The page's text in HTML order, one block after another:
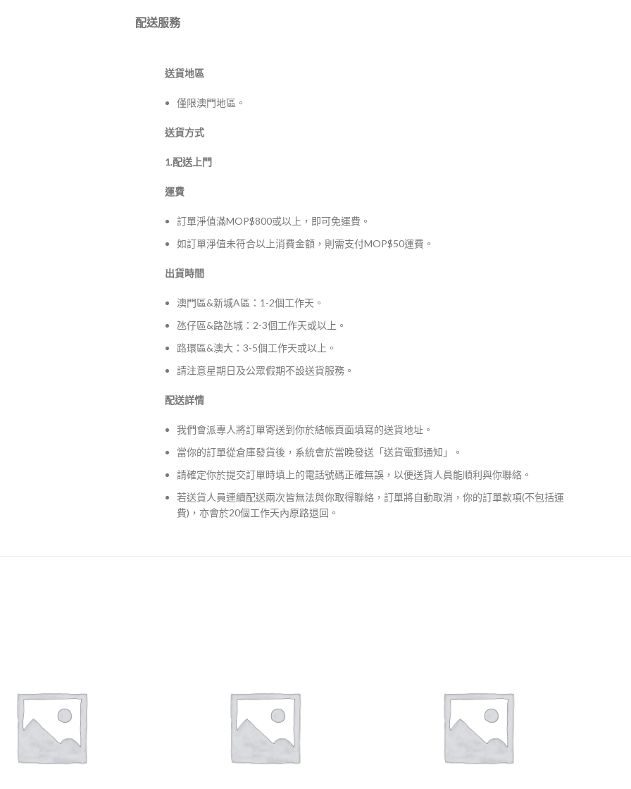
配送服務
送貨地區
僅限澳門地區。
送貨方式
1.配送上門
運費
訂單淨值滿MOP$800或以上，即可免運費。
如訂單淨值未符合以上消費金額，則需支付MOP$50運費。
出貨時間
澳門區&新城A區：1-2個工作天。
氹仔區&路氹城：2-3個工作天或以上。
路環區&澳大：3-5個工作天或以上。
請注意星期日及公眾假期不設送貨服務。
配送詳情
我們會派專人將訂單寄送到你於結帳頁面填寫的送貨地址。
當你的訂單從倉庫發貨後，系統會於當晚發送「送貨電郵通知」。
請確定你於提交訂單時填上的電話號碼正確無誤，以便送貨人員能順利與你聯絡。
若送貨人員連續配送兩次皆無法與你取得聯絡，訂單將自動取消，你的訂單款項(不包括運
費)，亦會於20個工作天內原路退回。